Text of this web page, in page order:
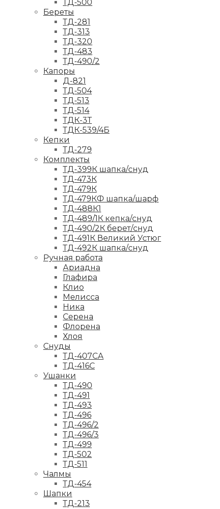
ТД-500
Береты
ТД-281
ТД-313
ТД-320
ТД-483
ТД-490/2
Капоры
Д-821
ТД-504
ТД-513
ТД-514
ТДК-3Т
ТДК-539/4Б
Кепки
ТД-279
Комплекты
ТД-399К шапка/снуд
ТД-473К
ТД-479К
ТД-479КФ шапка/шарф
ТД-488К1
ТД-489/1К кепка/снуд
ТД-490/2К берет/снуд
ТД-491К Великий Устюг
ТД-492К шапка/снуд
Ручная работа
Ариадна
Глафира
Клио
Мелисса
Ника
Серена
Флорена
Хлоя
Снуды
ТД-407СА
ТД-416С
Ушанки
ТД-490
ТД-491
ТД-493
ТД-496
ТД-496/2
ТД-496/3
ТД-499
ТД-502
ТД-511
Чалмы
ТД-454
Шапки
ТД-213